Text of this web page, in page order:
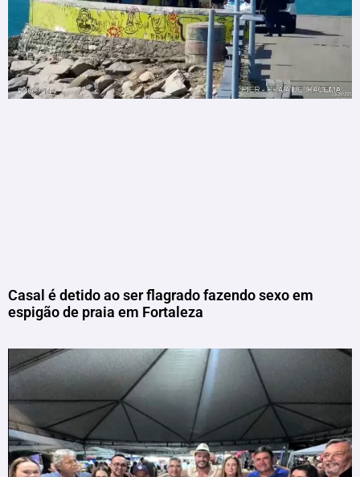
Casal é detido ao ser flagrado fazendo sexo em
espigão de praia em Fortaleza